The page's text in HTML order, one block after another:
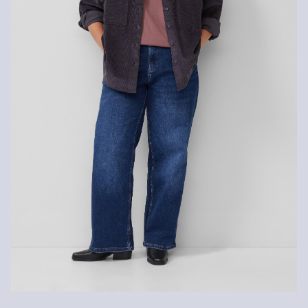
Keine chemische Reinigung möglich
Versandkosten für die Rücklieferung werden vom
Rückerstattungsbetrag abgezogen.
Gastkunden können ihre Artikel innerhalb von 14 Tagen nach
Erhalt der Ware an uns zurückschicken. Fashion Card und VIP
Kunden haben nach Erhalt der Ware 30 Tage Zeit, um ihre Artikel
an uns zurückzusenden.
Weitere Informationen sind unserer „Hilfe & FAQ
HIER online anmelden.